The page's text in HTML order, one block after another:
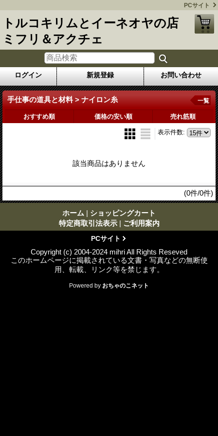
PCサイト
トルコキリムとイーネオヤの店
ミフリ＆アクチェ
ログイン 新規登録 お問い合わせ
手仕事の道具と材料 > ナイロン糸 一覧
おすすめ順 価格の安い順 売れ筋順
表示件数:
該当商品はありません
(0件/0件)
ホーム | ショッピングカート
特定商取引法表示 | ご利用案内
PCサイト
Copyright (c) 2004-2024 mihri All Rights Reseved
このホームページに掲載されている文書・写真などの無断使
用、転載、リンク等を禁じます。
Powered by おちゃのこネット